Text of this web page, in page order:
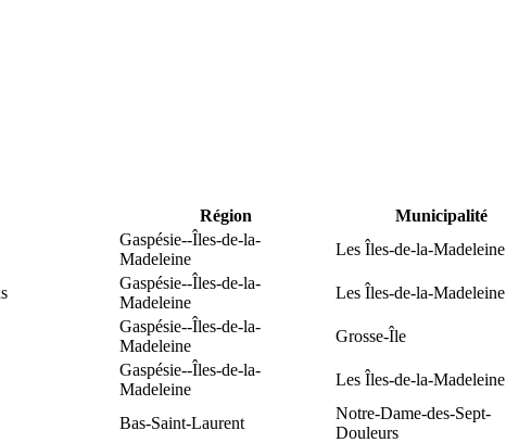
Région Municipalité
Gaspésie--Îles-de-la-
Madeleine
Les Îles-de-la-Madeleine
Gaspésie--Îles-de-la-
Madeleine
Les Îles-de-la-Madeleine
Gaspésie--Îles-de-la-
Madeleine
Grosse-Île
Gaspésie--Îles-de-la-
Madeleine
Les Îles-de-la-Madeleine
Bas-Saint-Laurent
Notre-Dame-des-Sept-
Douleurs